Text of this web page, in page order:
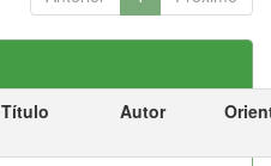
Título Autor